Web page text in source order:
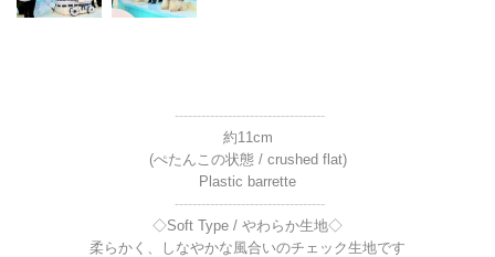
----------------------------------
約11cm
(ぺたんこの状態 / crushed flat)
Plastic barrette
----------------------------------
◇Soft Type / やわらか生地◇
柔らかく、しなやかな風合いのチェック生地です